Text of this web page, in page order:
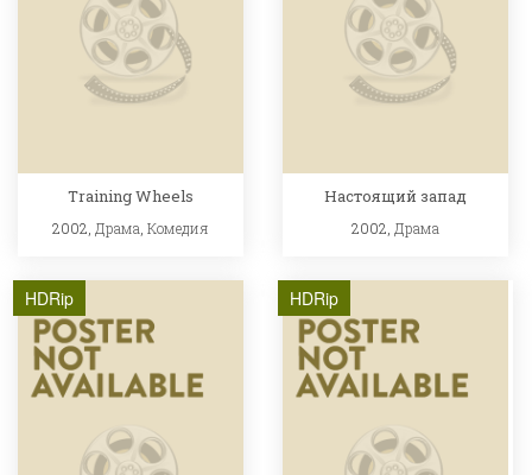
Training Wheels
2002, Драма Комедия
Настоящий запад
2002, Драма
HDRip HDRip